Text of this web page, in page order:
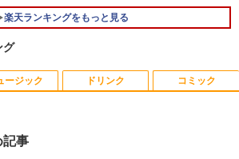
ン PC パソコン 中古ノートPC 中古PC 最
大SSD1TB メモリ32GB 中古パソコン フ
ルHD
￥24,800
パソコン テンキー/DVD/WEBカメラ内蔵
Philips｜フィリップス 液晶ディスプレ
イ(23.8型/IPS/WQHD 2560×1440/75Hz/1
楽天ランキングをもっと見る
グ
Anker Soundcore P40i オフホワイト
ージック
BRUCE WAYNE feat. Flo Milli, ATL Jacob
[Explicit]
ドリンク
【Amazon.co.jp限定】 い・ろ・は・す 2L P
ET ラベルレス ×8本
コミック
薬屋のひとりごと 17巻 (デジタル版ビッグガ
ンガンコミックス)
記事